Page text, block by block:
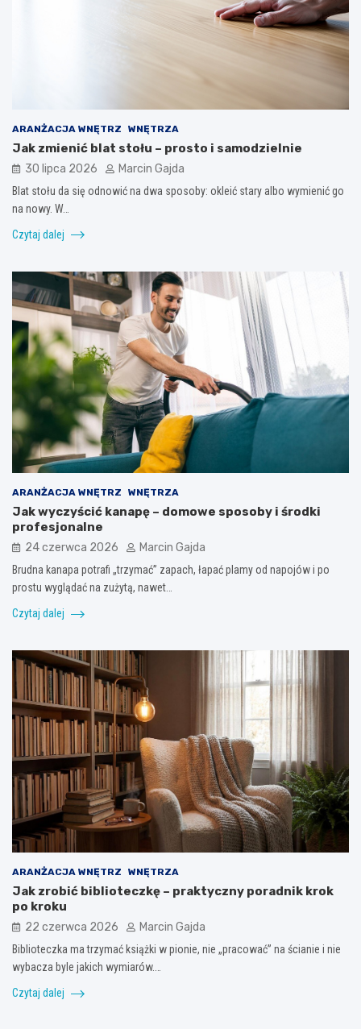
ARANŻACJA WNĘTRZ WNĘTRZA
Jak zmienić blat stołu – prosto i samodzielnie
30 lipca 2026 Marcin Gajda
Blat stołu da się odnowić na dwa sposoby: okleić stary albo wymienić go
na nowy. W…
Czytaj dalej
ARANŻACJA WNĘTRZ WNĘTRZA
Jak wyczyścić kanapę – domowe sposoby i środki
profesjonalne
24 czerwca 2026 Marcin Gajda
Brudna kanapa potrafi „trzymać” zapach, łapać plamy od napojów i po
prostu wyglądać na zużytą, nawet…
Czytaj dalej
ARANŻACJA WNĘTRZ WNĘTRZA
Jak zrobić biblioteczkę – praktyczny poradnik krok
po kroku
22 czerwca 2026 Marcin Gajda
Biblioteczka ma trzymać książki w pionie, nie „pracować” na ścianie i nie
wybacza byle jakich wymiarów.…
Czytaj dalej